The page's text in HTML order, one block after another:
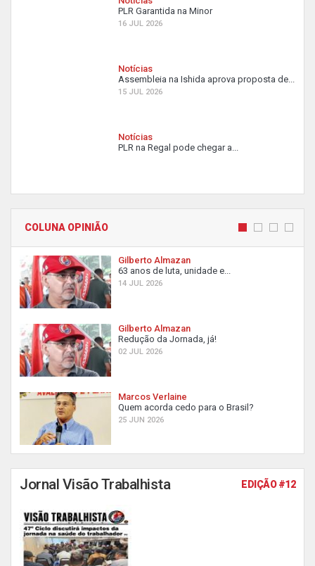
PLR Garantida na Minor
16 JUL 2026
Notícias
Assembleia na Ishida aprova proposta de...
15 JUL 2026
Notícias
PLR na Regal pode chegar a...
COLUNA OPINIÃO
Gilberto Almazan
63 anos de luta, unidade e...
14 JUL 2026
Gilberto Almazan
Redução da Jornada, já!
02 JUL 2026
Marcos Verlaine
Quem acorda cedo para o Brasil?
25 JUN 2026
Jornal Visão Trabalhista EDIÇÃO #12